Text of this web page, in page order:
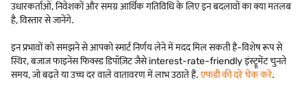
उधारकर्ताओं, निवेशकों और समग्र आर्थिक गतिविधि के लिए इन बदलावों का क्या मतलब
है, विस्तार से जानेंगे.
इन प्रभावों को समझने से आपको स्मार्ट निर्णय लेने में मदद मिल सकती है-विशेष रूप से
स्थिर, बजाज फाइनेंस फिक्स्ड डिपॉज़िट जैसे interest-rate-friendly इंस्ट्रूमेंट चुनते
समय, जो बढ़ते या उच्च दर वाले वातावरण में लाभ उठाते हैं.एफडी की दरें चेक करें.